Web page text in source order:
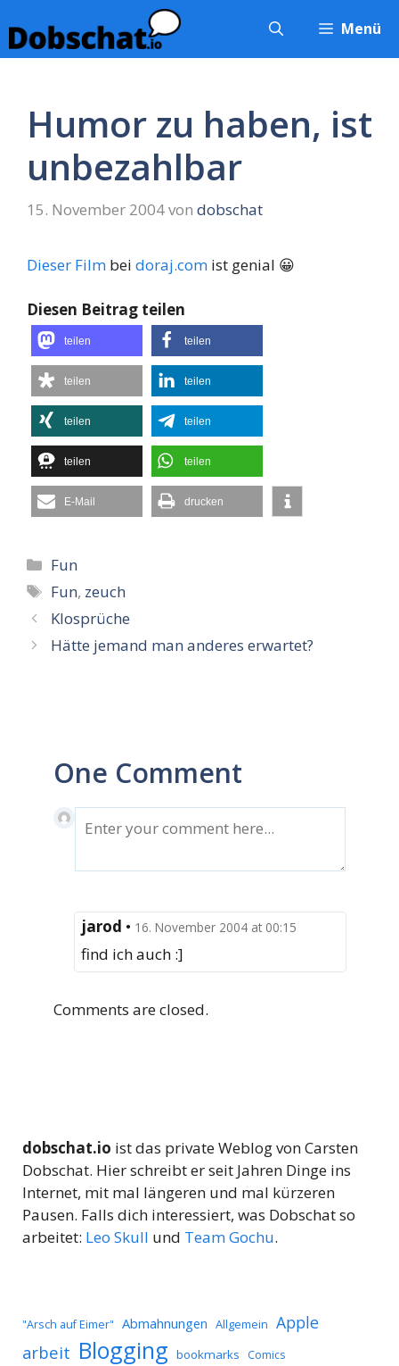
Inhalt
springen
Menü
Humor zu haben, ist
unbezahlbar
15. November 2004von dobschat
Dieser Film bei doraj.com ist genial 😀
Diesen Beitrag teilen
teilen teilen
teilen teilen
teilen teilen
teilen teilen
E-Mail drucken
Kategorien
Fun
Schlagwörter
Fun, zeuch
Klosprüche
Hätte jemand man anderes erwartet?
One Comment
jarod • 16. November 2004 at 00:15
find ich auch :]
Comments are closed.
dobschat.io ist das private Weblog von Carsten
Dobschat. Hier schreibt er seit Jahren Dinge ins
Internet, mit mal längeren und mal kürzeren
Pausen. Falls dich interessiert, was Dobschat so
arbeitet: Leo Skull und Team Gochu.
"Arsch auf Eimer" Abmahnungen Allgemein Apple
arbeit Blogging bookmarks Comics